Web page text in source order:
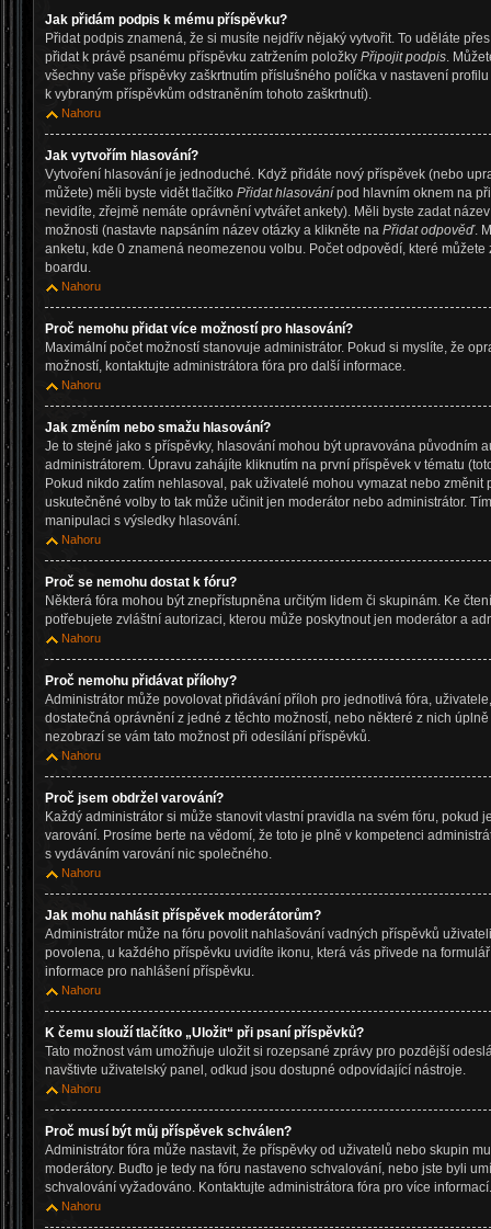
Jak přidám podpis k mému příspěvku?
Přidat podpis znamená, že si musíte nejdřív nějaký vytvořit. To uděláte
přidat k právě psanému příspěvku zatržením položky Připojit podpis.
všechny vaše příspěvky zaškrtnutím příslušného políčka v nastavení
k vybraným příspěvkům odstraněním tohoto zaškrtnutí).
Nahoru
Jak vytvořím hlasování?
Vytvoření hlasování je jednoduché. Když přidáte nový příspěvek (nebo
můžete) měli byste vidět tlačítko Přidat hlasování pod hlavním oknem na
nevidíte, zřejmě nemáte oprávnění vytvářet ankety). Měli byste zadat
možnosti (nastavte napsáním název otázky a klikněte na Přidat odpověď.
anketu, kde 0 znamená neomezenou volbu. Počet odpovědí, které
boardu.
Nahoru
Proč nemohu přidat více možností pro hlasování?
Maximální počet možností stanovuje administrátor. Pokud si myslíte, že
možností, kontaktujte administrátora fóra pro další informace.
Nahoru
Jak změním nebo smažu hlasování?
Je to stejné jako s příspěvky, hlasování mohou být upravována původním
administrátorem. Úpravu zahájíte kliknutím na první příspěvek v tématu
Pokud nikdo zatím nehlasoval, pak uživatelé mohou vymazat nebo
uskutečněné volby to tak může učinit jen moderátor nebo administrátor.
manipulaci s výsledky hlasování.
Nahoru
Proč se nemohu dostat k fóru?
Některá fóra mohou být znepřístupněna určitým lidem či skupinám. Ke
potřebujete zvláštní autorizaci, kterou může poskytnout jen moderátor a
Nahoru
Proč nemohu přidávat přílohy?
Administrátor může povolovat přidávání příloh pro jednotlivá fóra,
dostatečná oprávnění z jedné z těchto možností, nebo některé z nich
nezobrazí se vám tato možnost při odesílání příspěvků.
Nahoru
Proč jsem obdržel varování?
Každý administrátor si může stanovit vlastní pravidla na svém fóru, pokud
varování. Prosíme berte na vědomí, že toto je plně v kompetenci
s vydáváním varování nic společného.
Nahoru
Jak mohu nahlásit příspěvek moderátorům?
Administrátor může na fóru povolit nahlašování vadných příspěvků
povolena, u každého příspěvku uvidíte ikonu, která vás přivede na
informace pro nahlášení příspěvku.
Nahoru
K čemu slouží tlačítko „Uložit“ při psaní příspěvků?
Tato možnost vám umožňuje uložit si rozepsané zprávy pro pozdější
navštivte uživatelský panel, odkud jsou dostupné odpovídající nástroje.
Nahoru
Proč musí být můj příspěvek schválen?
Administrátor fóra může nastavit, že příspěvky od uživatelů nebo skupin
moderátory. Buďto je tedy na fóru nastaveno schvalování, nebo jste byli
schvalování vyžadováno. Kontaktujte administrátora fóra pro více informací.
Nahoru